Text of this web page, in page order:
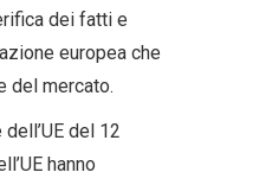
dei fatti e
europea che
del mercato.
del 12
hanno